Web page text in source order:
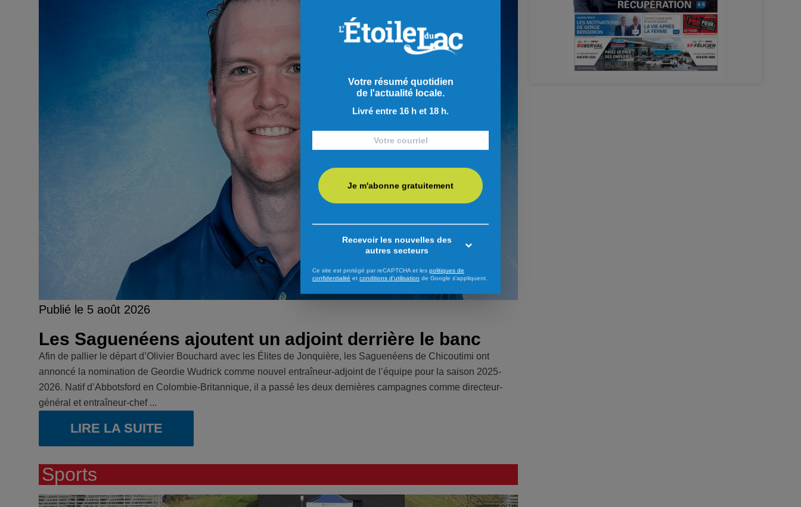
Publié le 5 août 2026
Les Saguenéens ajoutent un adjoint derrière le banc
Afin de pallier le départ d’Olivier Bouchard avec les Élites de Jonquière, les Saguenéens de Chicoutimi ont
annoncé la nomination de Geordie Wudrick comme nouvel entraîneur-adjoint de l’équipe pour la saison 2025-
2026. Natif d’Abbotsford en Colombie-Britannique, il a passé les deux dernières campagnes comme directeur-
général et entraîneur-chef ...
LIRE LA SUITE
Sports
Votre résumé quotidien
de l'actualité locale.
Livré entre 16 h et 18 h.
Je m'abonne gratuitement
Recevoir les nouvelles des
autres secteurs
Ce site est protégé par reCAPTCHA et les politiques de
confidentialité et conditions d'utilisation de Google s'appliquent.